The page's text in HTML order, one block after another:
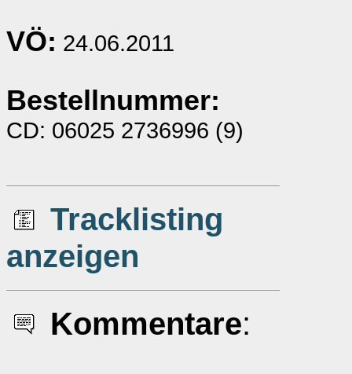
VÖ: 24.06.2011
Bestellnummer:
CD: 06025 2736996 (9)
Tracklisting
anzeigen
Kommentare: